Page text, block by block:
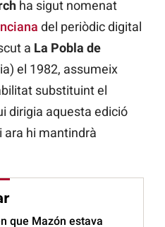
ha sigut nomenat
del periòdic digital
a La Pobla de
el 1982, assumeix
substituint el
dirigia aquesta edició
ara hi mantindrà
que Mazón estava